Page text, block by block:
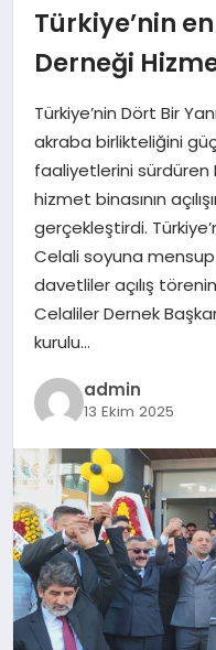
EĞITIM
EKONOMI
MAGAZIN
SAĞLIK
SIYASET
YAŞAM
Türkiye’nin
Derneği
Türkiye’nin Dört Bir
akraba birlikteliğini
faaliyetlerini sürdüren
hizmet binasının
gerçekleştirdi.
Celali soyuna
davetliler açılış
Celaliler Dernek
kurulu…
admin
13 Ekim 2025